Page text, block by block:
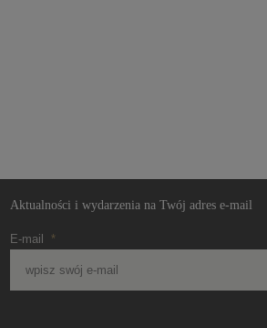
Aktualności i wydarzenia na Twój adres e-mail
E-mail *